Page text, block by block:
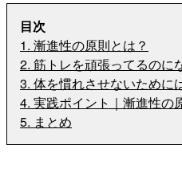
目次
1. 漸進性の原則とは？
2. 筋トレを頑張ってるのに
3. 体を慣れさせないために
4. 実践ポイント｜漸進性の
5. まとめ